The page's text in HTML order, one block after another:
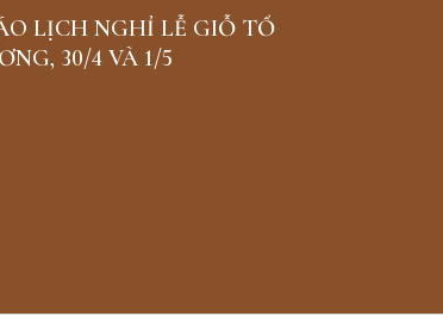
LỊCH NGHỈ LỄ GIỖ TỔ
30/4 VÀ 1/5